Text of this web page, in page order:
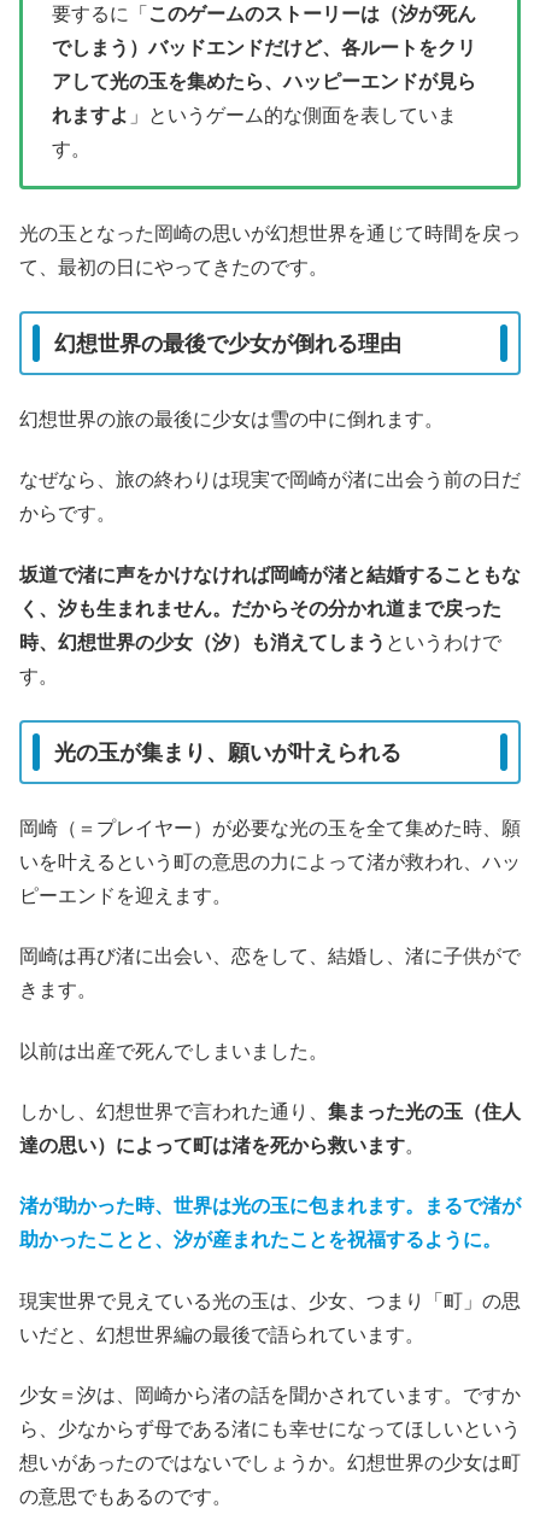
要するに「 このゲームのストーリーは（汐が死ん
でしまう）バッドエンドだけど、各ルートをクリ
アして光の玉を集めたら、ハッピーエンドが見ら
れますよ 」というゲーム的な側面を表していま
す。
光の玉となった岡崎の思いが幻想世界を通じて時間を戻っ
て、最初の日にやってきたのです。
幻想世界の最後で少女が倒れる理由
幻想世界の旅の最後に少女は雪の中に倒れます。
なぜなら、旅の終わりは現実で岡崎が渚に出会う前の日だ
からです。
坂道で渚に声をかけなければ岡崎が渚と結婚することもな
く、汐も生まれません。だからその分かれ道まで戻った
時、幻想世界の少女（汐）も消えてしまう というわけで
す。
光の玉が集まり、願いが叶えられる
岡崎（＝プレイヤー）が必要な光の玉を全て集めた時、願
いを叶えるという町の意思の力によって渚が救われ、ハッ
ピーエンドを迎えます。
岡崎は再び渚に出会い、恋をして、結婚し、渚に子供がで
きます。
以前は出産で死んでしまいました。
しかし、幻想世界で言われた通り、 集まった光の玉（住人
達の思い）によって町は渚を死から救います。
渚が助かった時、世界は光の玉に包まれます。まるで渚が
助かったことと、汐が産まれたことを祝福するように。
現実世界で見えている光の玉は、少女、つまり「町」の思
いだと、幻想世界編の最後で語られています。
少女＝汐は、岡崎から渚の話を聞かされています。ですか
ら、少なからず母である渚にも幸せになってほしいという
想いがあったのではないでしょうか。幻想世界の少女は町
の意思でもあるのです。